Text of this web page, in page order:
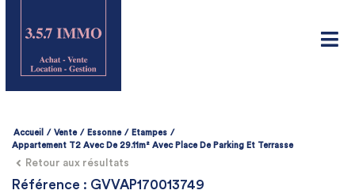
Accueil Vente Essonne
Etampes
Appartement T2 Avec De 29.11m² Avec Place De Parking Et Terrasse
Retour aux résultats
Référence : GVVAP170013749